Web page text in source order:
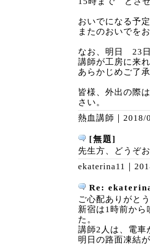
おいでになる予
またのおいでを
なお、明日 23
講師が工房に来
あらかじめご了
皆様、外出の際
さい。
熱血講師｜ 2018/
[無題]
先生方、どうぞ
ekaterina11｜
Re:
ご心配ありがと
新宿は1時前から
た。
講師2人は、電車
明日の路面凍結